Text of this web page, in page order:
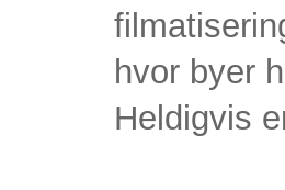
hvor byer
Heldigvis